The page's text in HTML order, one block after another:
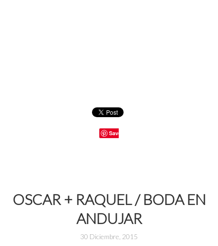
Save
OSCAR + RAQUEL / BODA EN
ANDUJAR
30 Diciembre, 2015